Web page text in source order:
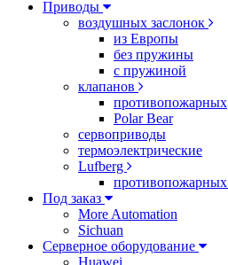
Приводы
воздушных заслонок
из Европы
без пружины
с пружиной
клапанов
противопожарных
Polar Bear
сервоприводы
термоэлектрические
Lufberg
противопожарных
Под заказ
More Automation
Sichuan
Серверное оборудование
Huawei